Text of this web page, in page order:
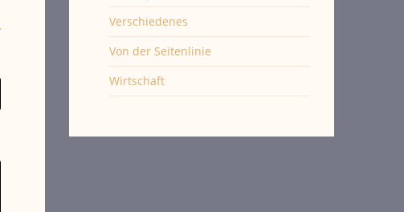
Verschiedenes
Von der Seitenlinie
Wirtschaft